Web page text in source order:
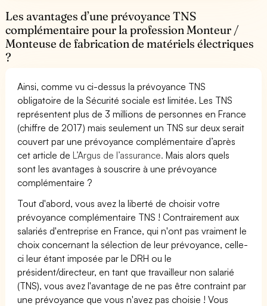
Les avantages d’une prévoyance TNS
complémentaire pour la profession Monteur /
Monteuse de fabrication de matériels électriques
?
Ainsi, comme vu ci-dessus la prévoyance TNS
obligatoire de la Sécurité sociale est limitée. Les TNS
représentent plus de 3 millions de personnes en France
(chiffre de 2017) mais seulement un TNS sur deux serait
couvert par une prévoyance complémentaire d’après
cet article deL’Argus de l’assurance. Mais alors quels
sont les avantages à souscrire à une prévoyance
complémentaire ?
Tout d'abord, vous avez la liberté de choisir votre
prévoyance complémentaire TNS ! Contrairement aux
salariés d'entreprise en France, qui n'ont pas vraiment le
choix concernant la sélection de leur prévoyance, celle-
ci leur étant imposée par le DRH ou le
président/directeur, en tant que travailleur non salarié
(TNS), vous avez l'avantage de ne pas être contraint par
une prévoyance que vous n'avez pas choisie ! Vous